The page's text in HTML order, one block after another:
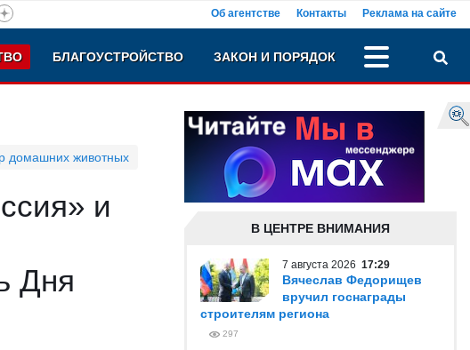
Об агентстве Контакты Реклама на сайте
БЛАГОУСТРОЙСТВО ЗАКОН И ПОРЯДОК
домашних животных
и
Дня
В ЦЕНТРЕ ВНИМАНИЯ
7 августа 2026 17:29
Вячеслав Федорищев
вручил госнаграды
строителям региона
297